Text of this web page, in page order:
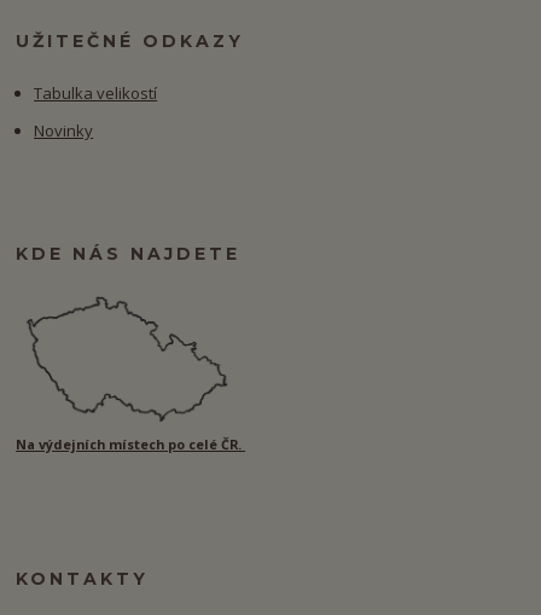
UŽITEČNÉ ODKAZY
Tabulka velikostí
Novinky
KDE NÁS NAJDETE
Na výdejních místech po celé ČR.
KONTAKTY